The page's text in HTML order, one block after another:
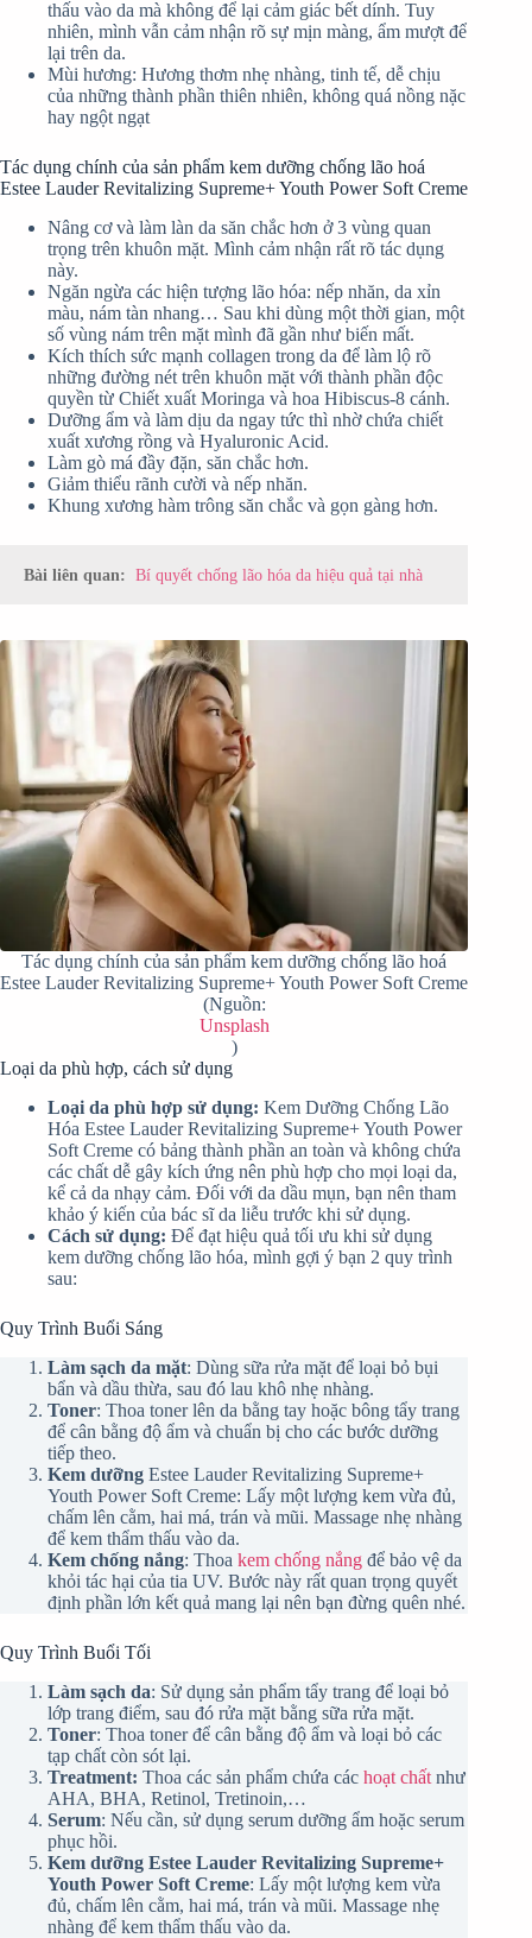
thấu vào da mà không để lại cảm giác bết dính. Tuy
nhiên, mình vẫn cảm nhận rõ sự mịn màng, ẩm mượt để
lại trên da.
Mùi hương: Hương thơm nhẹ nhàng, tinh tế, dễ chịu
của những thành phần thiên nhiên, không quá nồng nặc
hay ngột ngạt
Tác dụng chính của sản phẩm kem dưỡng chống lão hoá
Estee Lauder Revitalizing Supreme+ Youth Power Soft Creme
Nâng cơ và làm làn da săn chắc hơn ở 3 vùng quan
trọng trên khuôn mặt. Mình cảm nhận rất rõ tác dụng
này.
Ngăn ngừa các hiện tượng lão hóa: nếp nhăn, da xỉn
màu, nám tàn nhang… Sau khi dùng một thời gian, một
số vùng nám trên mặt mình đã gần như biến mất.
Kích thích sức mạnh collagen trong da để làm lộ rõ
những đường nét trên khuôn mặt với thành phần độc
quyền từ Chiết xuất Moringa và hoa Hibiscus-8 cánh.
Dưỡng ẩm và làm dịu da ngay tức thì nhờ chứa chiết
xuất xương rồng và Hyaluronic Acid.
Làm gò má đầy đặn, săn chắc hơn.
Giảm thiểu rãnh cười và nếp nhăn.
Khung xương hàm trông săn chắc và gọn gàng hơn.
Bài liên quan: Bí quyết chống lão hóa da hiệu quả tại nhà
Tác dụng chính của sản phẩm kem dưỡng chống lão hoá
Estee Lauder Revitalizing Supreme+ Youth Power Soft Creme
(Nguồn:
Unsplash
)
Loại da phù hợp, cách sử dụng
Loại da phù hợp sử dụng: Kem Dưỡng Chống Lão
Hóa Estee Lauder Revitalizing Supreme+ Youth Power
Soft Creme có bảng thành phần an toàn và không chứa
các chất dễ gây kích ứng nên phù hợp cho mọi loại da,
kể cả da nhạy cảm. Đối với da dầu mụn, bạn nên tham
khảo ý kiến của bác sĩ da liễu trước khi sử dụng.
Cách sử dụng: Để đạt hiệu quả tối ưu khi sử dụng
kem dưỡng chống lão hóa, mình gợi ý bạn 2 quy trình
sau:
Quy Trình Buổi Sáng
Làm sạch da mặt: Dùng sữa rửa mặt để loại bỏ bụi
bẩn và dầu thừa, sau đó lau khô nhẹ nhàng.
Toner: Thoa toner lên da bằng tay hoặc bông tẩy trang
để cân bằng độ ẩm và chuẩn bị cho các bước dưỡng
tiếp theo.
Kem dưỡng Estee Lauder Revitalizing Supreme+
Youth Power Soft Creme: Lấy một lượng kem vừa đủ,
chấm lên cằm, hai má, trán và mũi. Massage nhẹ nhàng
để kem thẩm thấu vào da.
Kem chống nắng: Thoa kem chống nắng để bảo vệ da
khỏi tác hại của tia UV. Bước này rất quan trọng quyết
định phần lớn kết quả mang lại nên bạn đừng quên nhé.
Quy Trình Buổi Tối
Làm sạch da: Sử dụng sản phẩm tẩy trang để loại bỏ
lớp trang điểm, sau đó rửa mặt bằng sữa rửa mặt.
Toner: Thoa toner để cân bằng độ ẩm và loại bỏ các
tạp chất còn sót lại.
Treatment: Thoa các sản phẩm chứa các hoạt chất như
AHA, BHA, Retinol, Tretinoin,…
Serum: Nếu cần, sử dụng serum dưỡng ẩm hoặc serum
phục hồi.
Kem dưỡng Estee Lauder Revitalizing Supreme+
Youth Power Soft Creme: Lấy một lượng kem vừa
đủ, chấm lên cằm, hai má, trán và mũi. Massage nhẹ
nhàng để kem thẩm thấu vào da.